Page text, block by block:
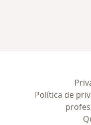
Política de